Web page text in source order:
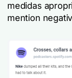
medidas
mention